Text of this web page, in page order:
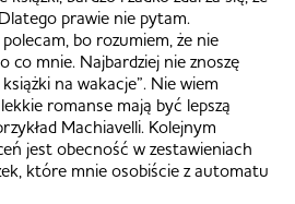
prawie nie pytam.
bo rozumiem, że nie
co mnie. Najbardziej nie znoszę
na wakacje”. Nie wiem
romanse mają być lepszą
Machiavelli. Kolejnym
jest obecność w zestawieniach
które mnie osobiście z automatu